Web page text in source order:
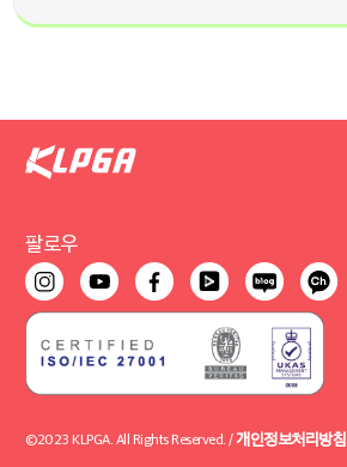
팔로우
©2023 KLPGA. All Rights Reserved. /개인정보처리방침